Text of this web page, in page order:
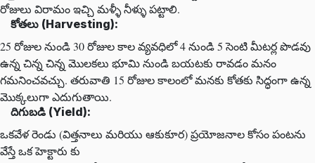
రోజులు విరామం ఇచ్చి మళ్ళీ నీళ్ళు పట్టాలి.
కోతలు (Harvesting):
25 రోజుల నుండి 30 రోజుల కాల వ్యవధిలో 4 నుండి 5 సెంటి మీటర్ల పొడవు
ఉన్న చిన్న చిన్న మొలకలు భూమి నుండి బయటకు రావడం మనం
గమనించవచ్చు. తరువాతి 15 రోజుల కాలంలో మనకు కోతకు సిద్ధంగా ఉన్న
మొక్కలుగా ఎదుగుతాయి.
దిగుబడి (Yield):
ఒకవేళ రెండు (విత్తనాలు మరియు ఆకుకూర) ప్రయోజనాల కోసం పంటను
వేస్తే ఒక హెక్టారు కు